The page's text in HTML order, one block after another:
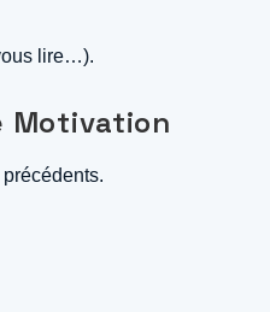
lire…).
Motivation